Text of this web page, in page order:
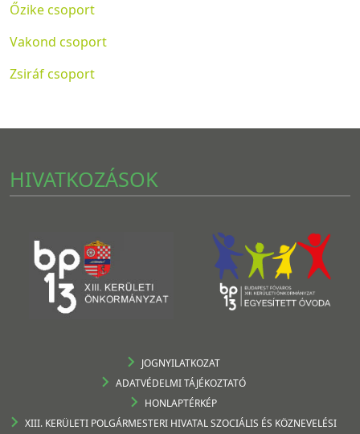
Őzike csoport
Vakond csoport
Zsiráf csoport
HIVATKOZÁSOK
JOGNYILATKOZAT
ADATVÉDELMI TÁJÉKOZTATÓ
HONLAPTÉRKÉP
XIII. KERÜLETI POLGÁRMESTERI HIVATAL SZOCIÁLIS ÉS KÖZNEVELÉSI